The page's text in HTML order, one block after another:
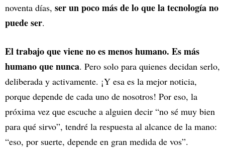
noventa días, ser un poco más de lo que la tecnología no
puede ser.
El trabajo que viene no es menos humano. Es más
humano que nunca. Pero solo para quienes decidan serlo,
deliberada y activamente. ¡Y esa es la mejor noticia,
porque depende de cada uno de nosotros! Por eso, la
próxima vez que escuche a alguien decir “no sé muy bien
para qué sirvo”, tendré la respuesta al alcance de la mano:
“eso, por suerte, depende en gran medida de vos”.